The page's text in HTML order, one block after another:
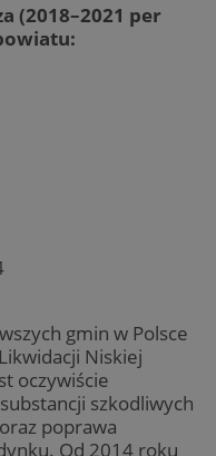
(2018–2021 per
gmin w Polsce
Niskiej
oczywiście
szkodliwych
poprawa
Od 2014 roku